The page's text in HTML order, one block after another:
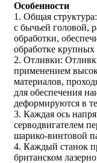
Особенности
1. Общая
с бычьей головой,
обработки,
обработке крупных
2. Отливки:
применением
материалов,
для обеспечения
деформируются в
3. Каждая ось
серводвигателем
шарико-винтовой
4. Каждый станок
британском